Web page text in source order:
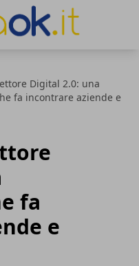
Digital 2.0: una
fa incontrare aziende e
fa
e